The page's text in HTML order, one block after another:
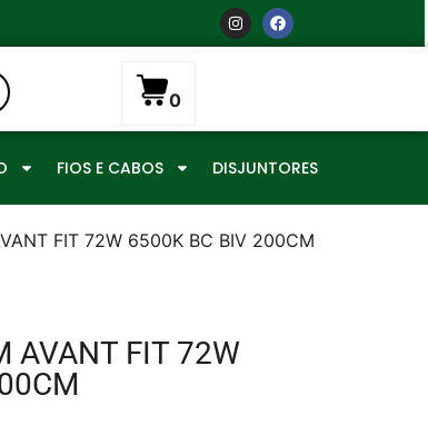
0
FIOS E CABOS DISJUNTORES
FIT 72W 6500K BC BIV 200CM
AVANT FIT 72W